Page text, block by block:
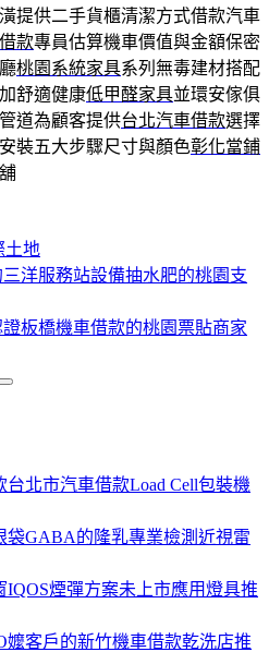
提供二手貨櫃清潔方式借款汽車
款專員估算機車價值與金額保密
桃園系統家具系列無毒建材搭配
舒適健康低甲醛家具並環安傢俱
道為顧客提供台北汽車借款選擇
裝五大步驟尺寸與顏色彰化當鋪
土地
洋服務站設備抽水肥的桃園支
板橋機車借款的桃園票貼商家
北市汽車借款Load Cell包裝機
袋GABA的隆乳專業檢測近視雷
IQOS煙彈方案未上市應用燈具推
嬤客戶的新竹機車借款乾洗店推